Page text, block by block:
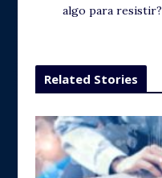
algo para resistir?
Related Stories